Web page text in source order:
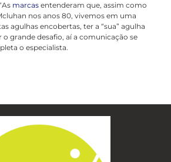
marcas entenderam que, assim como
nos anos 80, vivemos em uma
agulhas encobertas, ter a “sua” agulha
o grande desafio, aí a comunicação se
o especialista.